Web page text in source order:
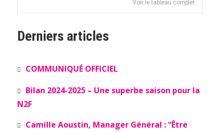
Voir le tableau complet
Derniers articles
COMMUNIQUÉ OFFICIEL
Bilan 2024-2025 – Une superbe saison pour la
N2F
Camille Aoustin, Manager Général : “Être